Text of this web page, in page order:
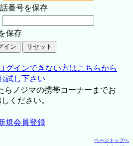
番号を保存
保存
グインできない方はこちらから
試し下さい
らノジマの携帯コーナーまでお
ください。
規会員登録
ページトップへ